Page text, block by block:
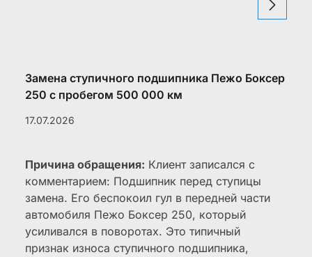
Замена ступичного подшипника Пежо Боксер
250 с пробегом 500 000 км
17.07.2026
Причина обращения: Клиент записался с
комментарием: Подшипник перед ступицы
замена. Его беспокоил гул в передней части
автомобиля Пежо Боксер 250, который
усиливался в поворотах. Это типичный
признак износа ступичного подшипника,